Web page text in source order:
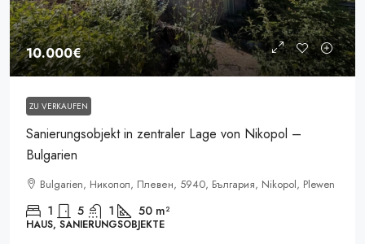
10.000€
ZU VERKAUFEN
Sanierungsobjekt in zentraler Lage von Nikopol –
Bulgarien
Bulgarien, Никопол, Плевен, 5940, България, Nikopol, Plewen
1 5 1 50 m²
HAUS, SANIERUNGSOBJEKTE